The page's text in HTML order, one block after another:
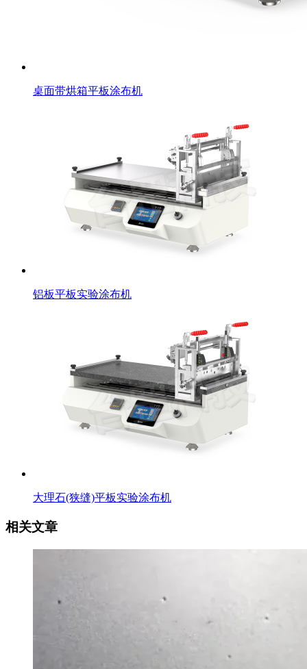
桌面带烘箱平板涂布机
铝板平板实验涂布机
大理石(狭缝)平板实验涂布机
相关文章